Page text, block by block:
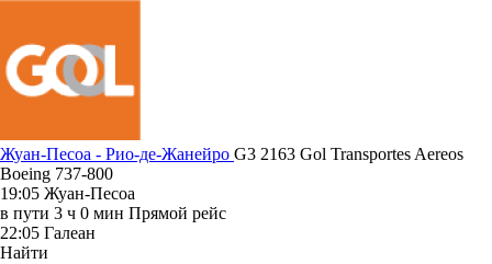
Жуан-Песоа - Рио-де-Жанейро G3 2163 Gol Transportes Aereos
Boeing 737-800
19:05 Жуан-Песоа
в пути 3 ч 0 мин Прямой рейс
22:05 Галеан
Найти